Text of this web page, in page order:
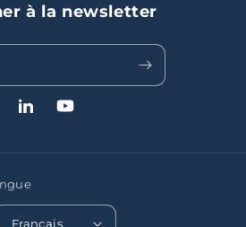
à la newsletter
LinkedInYouTube
Français